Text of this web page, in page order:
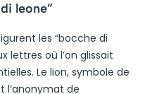
leone”
les “bocche di
lettres où l’on glissait
Le lion, symbole de
l’anonymat de